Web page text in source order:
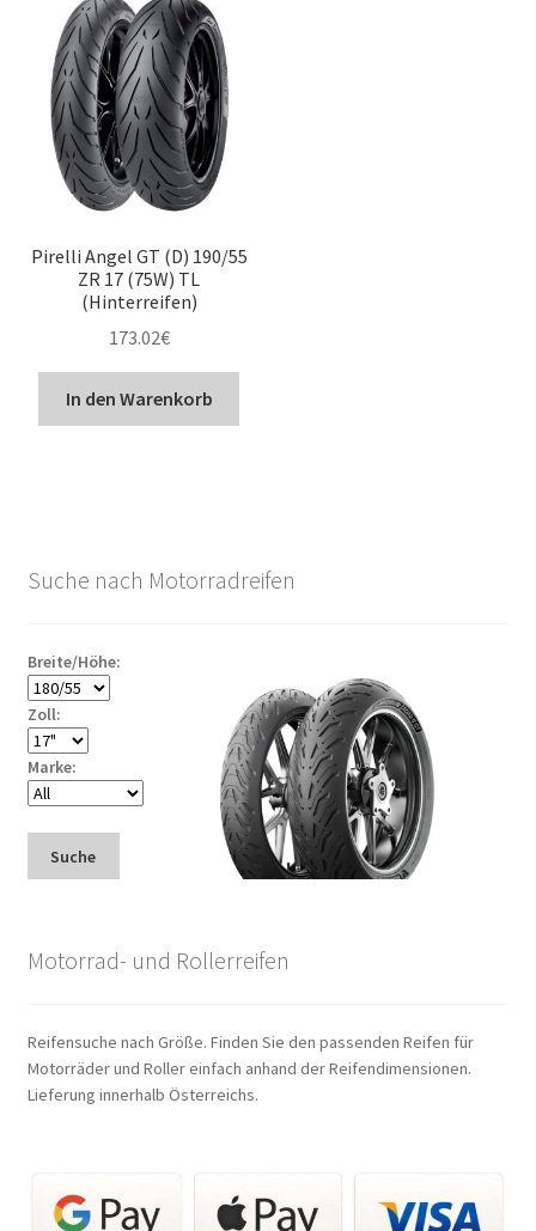
Pirelli Angel GT (D) 190/55
ZR 17 (75W) TL
(Hinterreifen)
173.02€
In den Warenkorb
Suche nach Motorradreifen
Breite/Höhe:
Zoll:
Marke:
Suche
Motorrad- und Rollerreifen
Reifensuche nach Größe. Finden Sie den passenden Reifen für
Motorräder und Roller einfach anhand der Reifendimensionen.
Lieferung innerhalb Österreichs.